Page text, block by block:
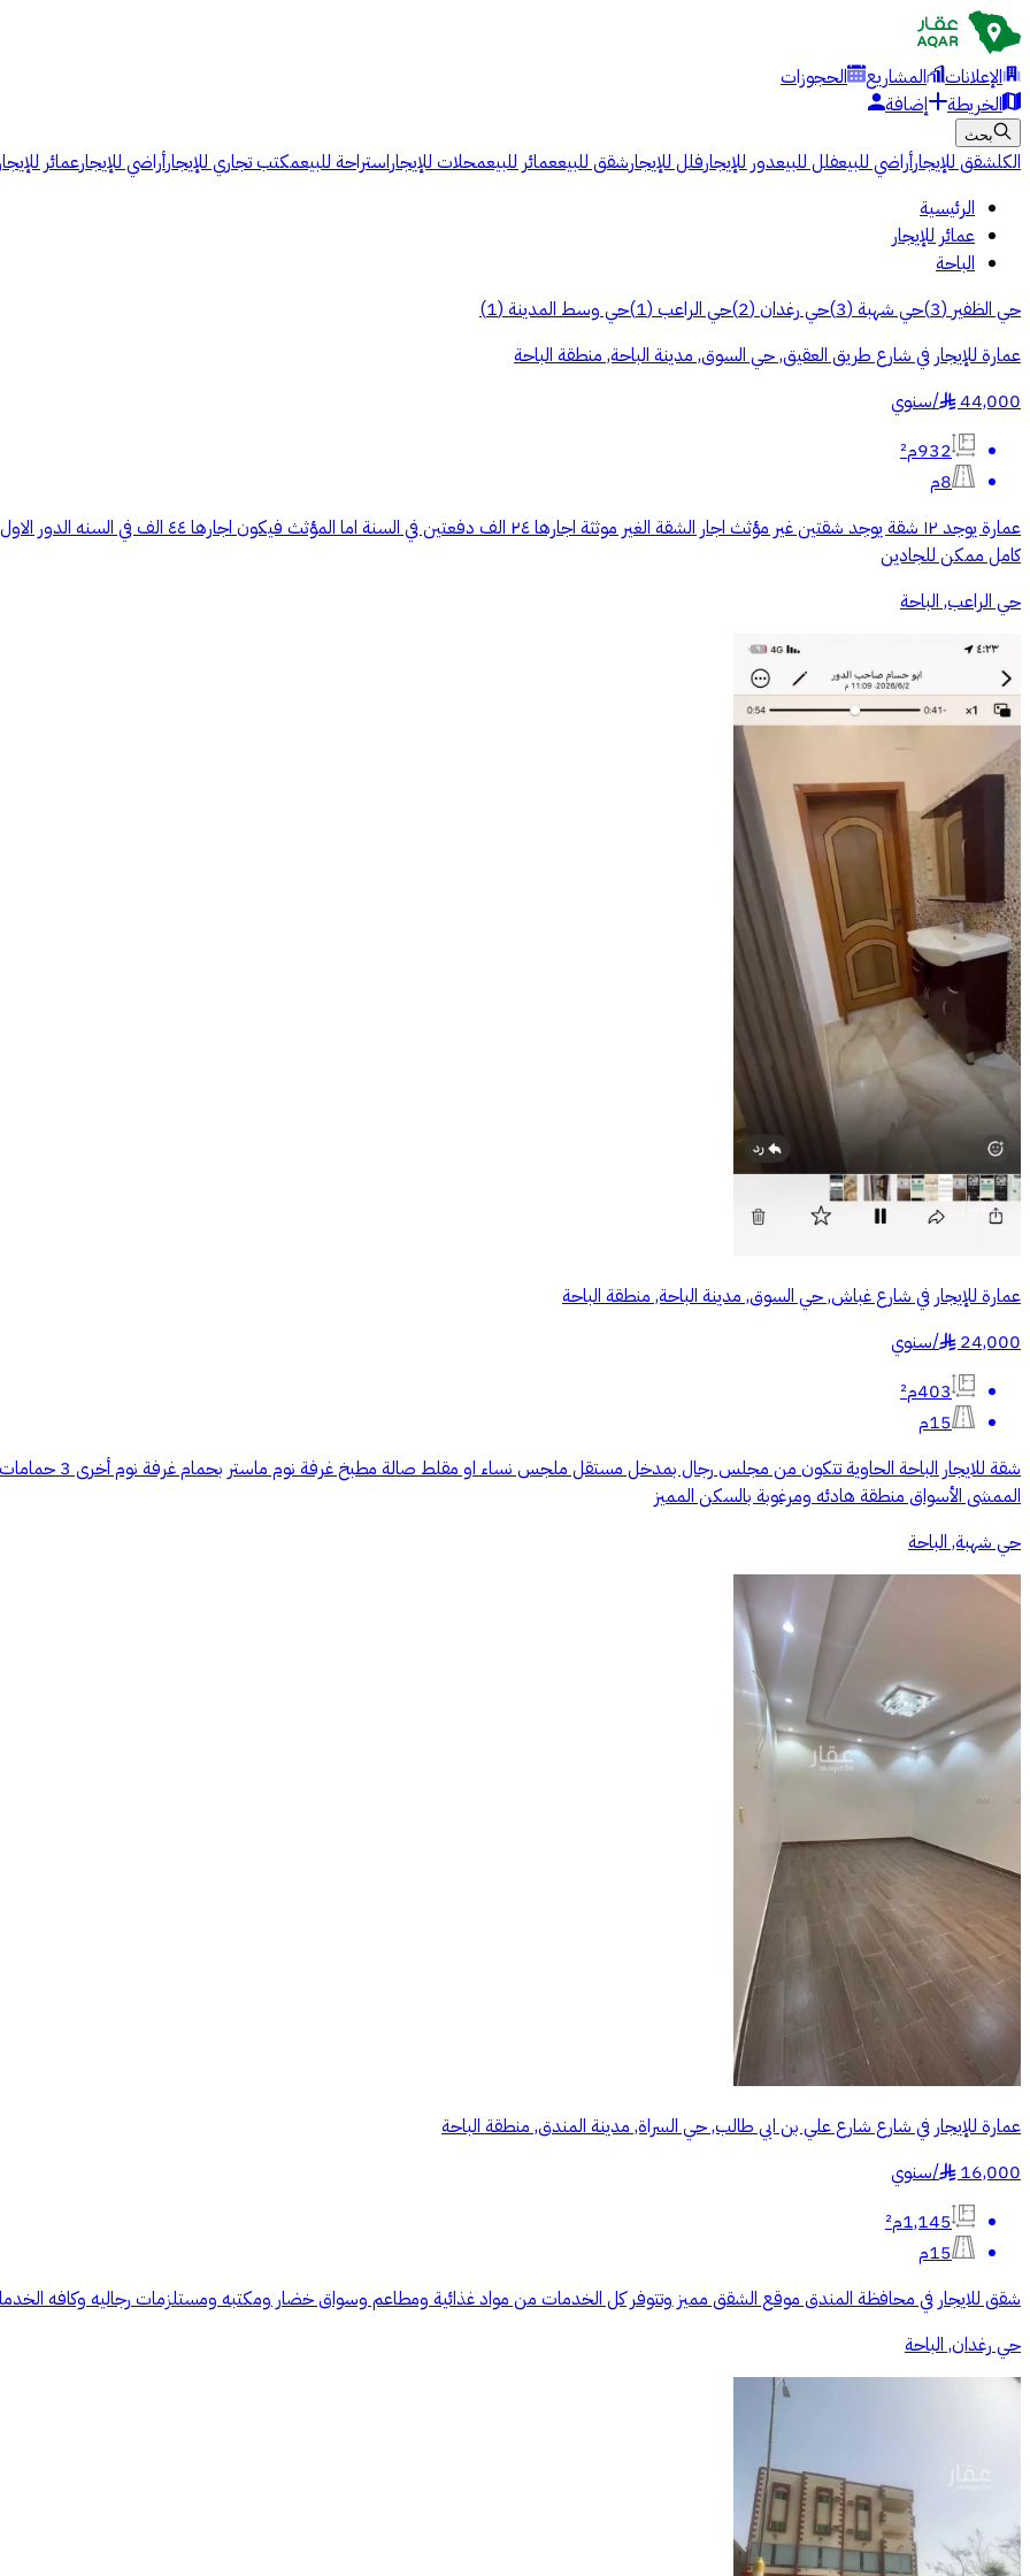
الإعلانات المشاريع
الحجوزات
الخريطة
إضافة
بحث
الكلشقق للإيجارأراضي للبيعفلل للبيعدور للإيجارفلل للإيجارشقق للبيععمائر للبيعمحلات للإيجاراستراحة للبيعمكتب تجاري للإيجارأراضي للإيجارعمائر للإيجار
الرئيسية
عمائر للإيجار
الباحة
حي الظفير (
3
)حي شهبة(
3
)حي رغدان(
2
)حي الراعب(
1
)حي وسط المدينة(
1
)
عمارة للإيجار في شارع طريق العقيق, حي السوق, مدينة الباحة, منطقة الباحة
44,000
§
/سنوي
932م²
8م
عمارة يوجد ١٢ شقة يوجد شقتين غير مؤثث اجار الشقة
كامل ممكن للجادين
حي الراعب, الباحة
عمارة للإيجار في شارع غباش, حي السوق, مدينة الباحة, منطقة الباحة
24,000
§
/سنوي
403م²
15م
شقة للايجار الباحة
الممشى الأسواق منطقة هادئه ومرغوبة بالسكن المميز
حي شهبة, الباحة
عمارة للإيجار في شارع شارع علي بن ابي طالب, حي السراة, مدينة المندق, منطقة الباحة
16,000
§
/سنوي
1,145م²
15م
شقق للايجار في محافظة المندق موقع الشقق مميز وتتوفر كل الخدمات من مواد غذائية ومطاعم وسواق خضار ومكتبه ومستلزمات رجاليه وكافه
حي رغدان, الباحة